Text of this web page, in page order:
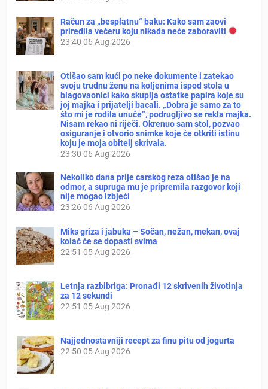
Račun za „besplatnu“ baku: Kako sam zaovi
priredila večeru koju nikada neće zaboraviti
23:40 06 Aug 2026
Otišao sam kući po neke dokumente i zatekao
svoju trudnu ženu na koljenima ispod stola u
blagovaonici kako skuplja ostatke papira koje su
joj majka i prijatelji bacali. „Dobra je samo za to
što mi je rodila unuče“, podrugljivo se rekla majka.
Nisam rekao ni riječi. Okrenuo sam stol, pozvao
osiguranje i otvorio snimke koje će otkriti istinu
koju je moja obitelj skrivala.
23:30 06 Aug 2026
Nekoliko dana prije carskog reza otišao je na
odmor, a supruga mu je pripremila razgovor koji
nije mogao izbjeći
23:26 06 Aug 2026
Miks griza i jabuka – Sočan, nežan, mekan, ovaj
kolač će se dopasti svima
22:51 05 Aug 2026
Letnja razbibriga: Pronađi 12 skrivenih životinja
za 12 sekundi
22:51 05 Aug 2026
Najjednostavniji recept za finu pitu od jogurta
22:50 05 Aug 2026